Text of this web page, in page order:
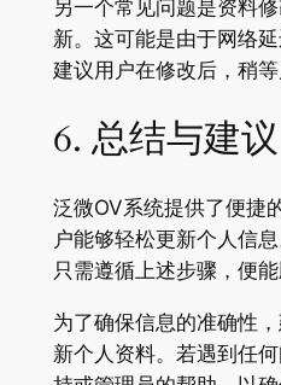
另一个常见问题是资料
新。这可能是由于网络
建议用户在修改后，稍等
6. 总结与建议
泛微OV系统提供了便捷
户能够轻松更新个人信
只需遵循上述步骤，便
为了确保信息的准确性
新个人资料。若遇到任